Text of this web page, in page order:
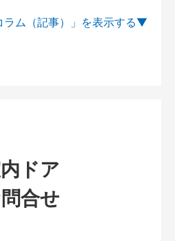
ム（記事）」を
ドア
合せ